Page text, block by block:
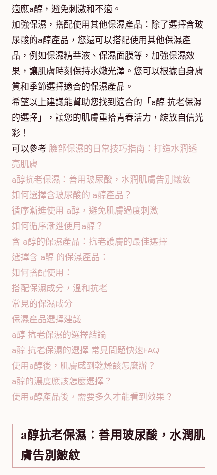
適應a醇，避免刺激和不適。
加強保濕，搭配使用其他保濕產品：除了選擇含玻
尿酸的a醇產品，您還可以搭配使用其他保濕產
品，例如保濕精華液、保濕面膜等，加強保濕效
果，讓肌膚時刻保持水嫩光澤。您可以根據自身膚
質和季節選擇適合的保濕產品。
希望以上建議能幫助您找到適合的「a醇 抗老保濕
的選擇」，讓您的肌膚重拾青春活力，綻放自信光
彩！
可以參考 臉部保濕的日常技巧指南：打造水潤透
亮肌膚
a醇抗老保濕：善用玻尿酸，水潤肌膚告別皺紋
如何選擇含玻尿酸的 a醇產品？
循序漸進使用 a醇，避免肌膚過度刺激
如何循序漸進使用a醇？
含 a醇的保濕產品：抗老護膚的最佳選擇
選擇含 a醇 的保濕產品：
如何搭配使用：
搭配保濕成分，溫和抗老
常見的保濕成分
保濕產品選擇建議
a醇 抗老保濕的選擇結論
a醇 抗老保濕的選擇 常見問題快速FAQ
使用a醇後，肌膚感到乾燥該怎麼辦？
a醇的濃度應該怎麼選擇？
使用a醇產品後，需要多久才能看到效果？
a醇抗老保濕：善用玻尿酸，水潤肌
膚告別皺紋